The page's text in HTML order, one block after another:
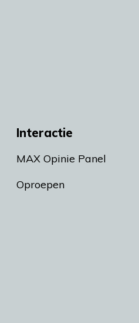
Interactie
MAX Opinie Panel
Oproepen